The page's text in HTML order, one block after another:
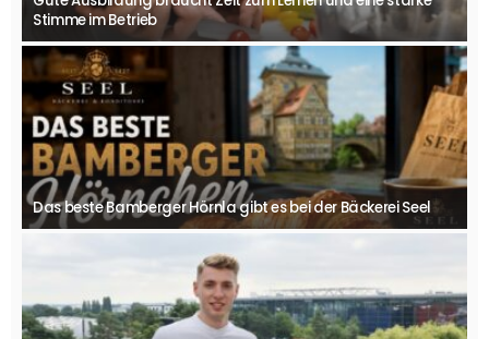
Stimme im Betrieb
Das beste Bamberger Hörnla gibt es bei der Bäckerei Seel